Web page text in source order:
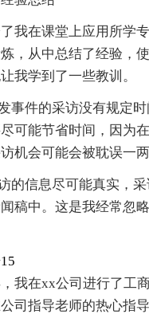
我在课堂上应用所学
，从中总结了经验，
我学到了一些教训。
事件的采访没有规定
可能节省时间，因为
机会可能会被耽误一两
的信息尽可能真实，
稿中。这是我经常忽
我在xx公司进行了工
司指导老师的热心指